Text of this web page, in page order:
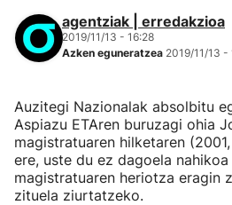
agentziak | erredakzioa
2019/11/13 - 16:28
Azken eguneratzea 2019/11/13 -
Auzitegi Nazionalak absolbitu
Aspiazu ETAren buruzagi ohia
magistratuaren hilketaren
ere, uste du ez dagoela
magistratuaren heriotza eragin
zituela ziurtatzeko.